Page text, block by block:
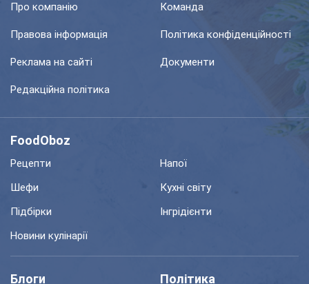
Про компанію Команда
Правова інформація Політика конфіденційності
Реклама на сайті Документи
Редакційна політика
FoodOboz
Рецепти
Напої
Шефи
Кухні світу
Підбірки
Інгрідієнти
Новини кулінарії
Блоги Політика